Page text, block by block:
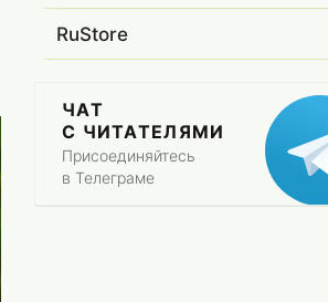
RuStore
ЧАТ
С ЧИТАТЕЛЯМИ
Присоединяйтесь
в Телеграме